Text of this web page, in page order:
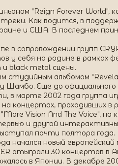
"Reign Forever World",
Как водится, в
и США. В последнем
сопровождении групп
у себя на родине в рамках
и black metal сцены.
студийным альбомом
Еще до официального
в марте 2002 года группа
концертах, проходивших в
Vision And The Voice",
и другой
почти полтора
начался новый
отыграли 30 концертов
в Японии. В декабре